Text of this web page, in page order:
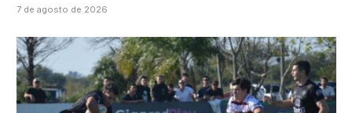
7 de agosto de 2026